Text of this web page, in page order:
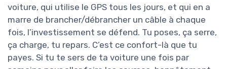
voiture, qui utilise le GPS tous les jours, et qui en a
marre de brancher/débrancher un câble à chaque
fois, l’investissement se défend. Tu poses, ça serre,
ça charge, tu repars. C’est ce confort-là que tu
payes. Si tu te sers de ta voiture une fois par